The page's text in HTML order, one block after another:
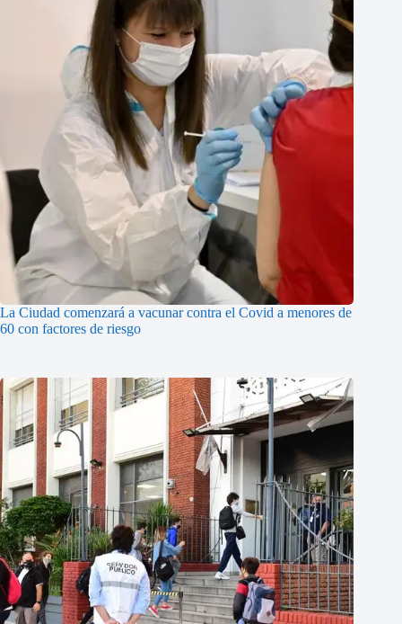
La Ciudad comenzará a vacunar contra el Covid a menores de
60 con factores de riesgo